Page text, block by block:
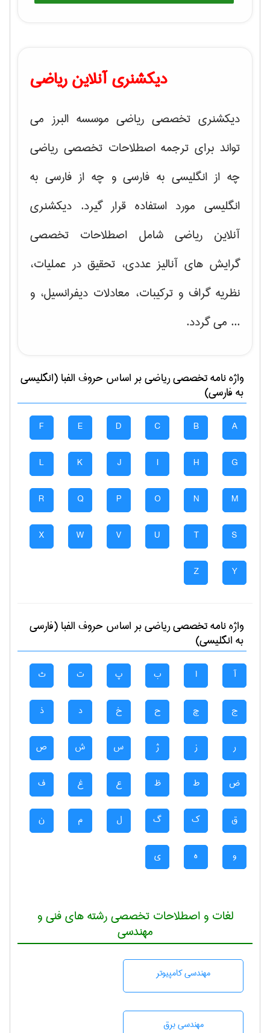
دیکشنری آنلاین ریاضی
دیکشنری تخصصی ریاضی موسسه البرز می
تواند برای ترجمه اصطلاحات تخصصی ریاضی
چه از انگلیسی به فارسی و چه از فارسی به
انگلیسی مورد استفاده قرار گیرد. دیکشنری
آنلاین ریاضی شامل اصطلاحات تخصصی
گرایش های آنالیز عددی، تحقیق در عملیات،
نظریه گراف و تركیبات، معادلات دیفرانسیل، و
... می گردد.
واژه نامه تخصصیرياضیبر اساس حروف الفبا (انگلیسی
به فارسی)
A
B
C
D
E
F
G
H
I
J
K
L
M
N
O
P
Q
R
S
T
U
V
W
X
Y
Z
واژه نامه تخصصیرياضیبر اساس حروف الفبا (فارسی
به انگلیسی)
آ ا ب پ ت ث
ج چ ح خ د ذ
ر ز ژ س ش ص
ض ط ظ ع غ ف
ق ک گ ل م ن
و ه ی
لغات و اصطلاحات تخصصی رشته های فنی و
مهندسی
مهندسی كامپيوتر
مهندسی برق